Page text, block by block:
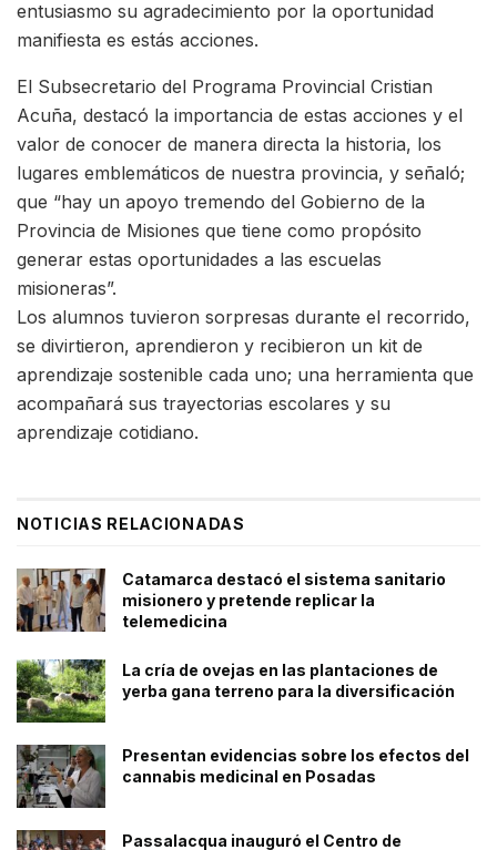
entusiasmo su agradecimiento por la oportunidad
manifiesta es estás acciones.
El Subsecretario del Programa Provincial Cristian
Acuña, destacó la importancia de estas acciones y el
valor de conocer de manera directa la historia, los
lugares emblemáticos de nuestra provincia, y señaló;
que “hay un apoyo tremendo del Gobierno de la
Provincia de Misiones que tiene como propósito
generar estas oportunidades a las escuelas
misioneras”.
Los alumnos tuvieron sorpresas durante el recorrido,
se divirtieron, aprendieron y recibieron un kit de
aprendizaje sostenible cada uno; una herramienta que
acompañará sus trayectorias escolares y su
aprendizaje cotidiano.
NOTICIAS RELACIONADAS
Catamarca destacó el sistema sanitario
misionero y pretende replicar la
telemedicina
La cría de ovejas en las plantaciones de
yerba gana terreno para la diversificación
Presentan evidencias sobre los efectos del
cannabis medicinal en Posadas
Passalacqua inauguró el Centro de